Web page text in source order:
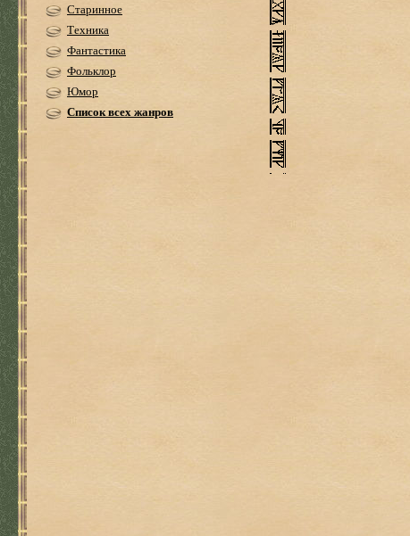
Старинное
Техника
Фантастика
Фольклор
Юмор
Список всех жанров